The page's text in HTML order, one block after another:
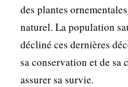
des plantes
naturel. La population
décliné ces dernières
sa conservation et de
assurer sa survie.